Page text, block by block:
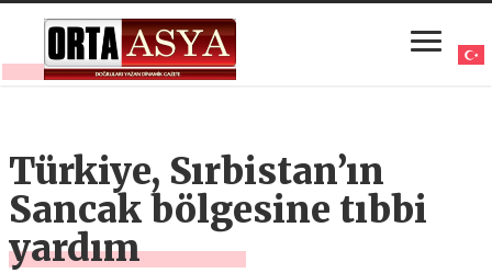
Türkiye, Sırbistan’ın
Sancak bölgesine tıbbi
yardım